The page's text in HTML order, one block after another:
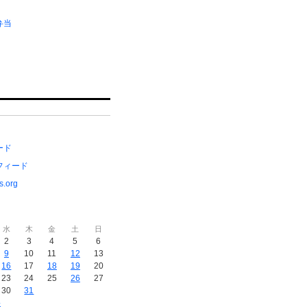
当
ド
ィード
水 木 金 土 日
2 3 4 5
6
9 10 11 12
13
16 17 18 19
20
23 24 25 26
27
30
31